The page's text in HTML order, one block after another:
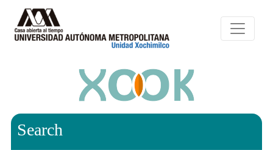
Search